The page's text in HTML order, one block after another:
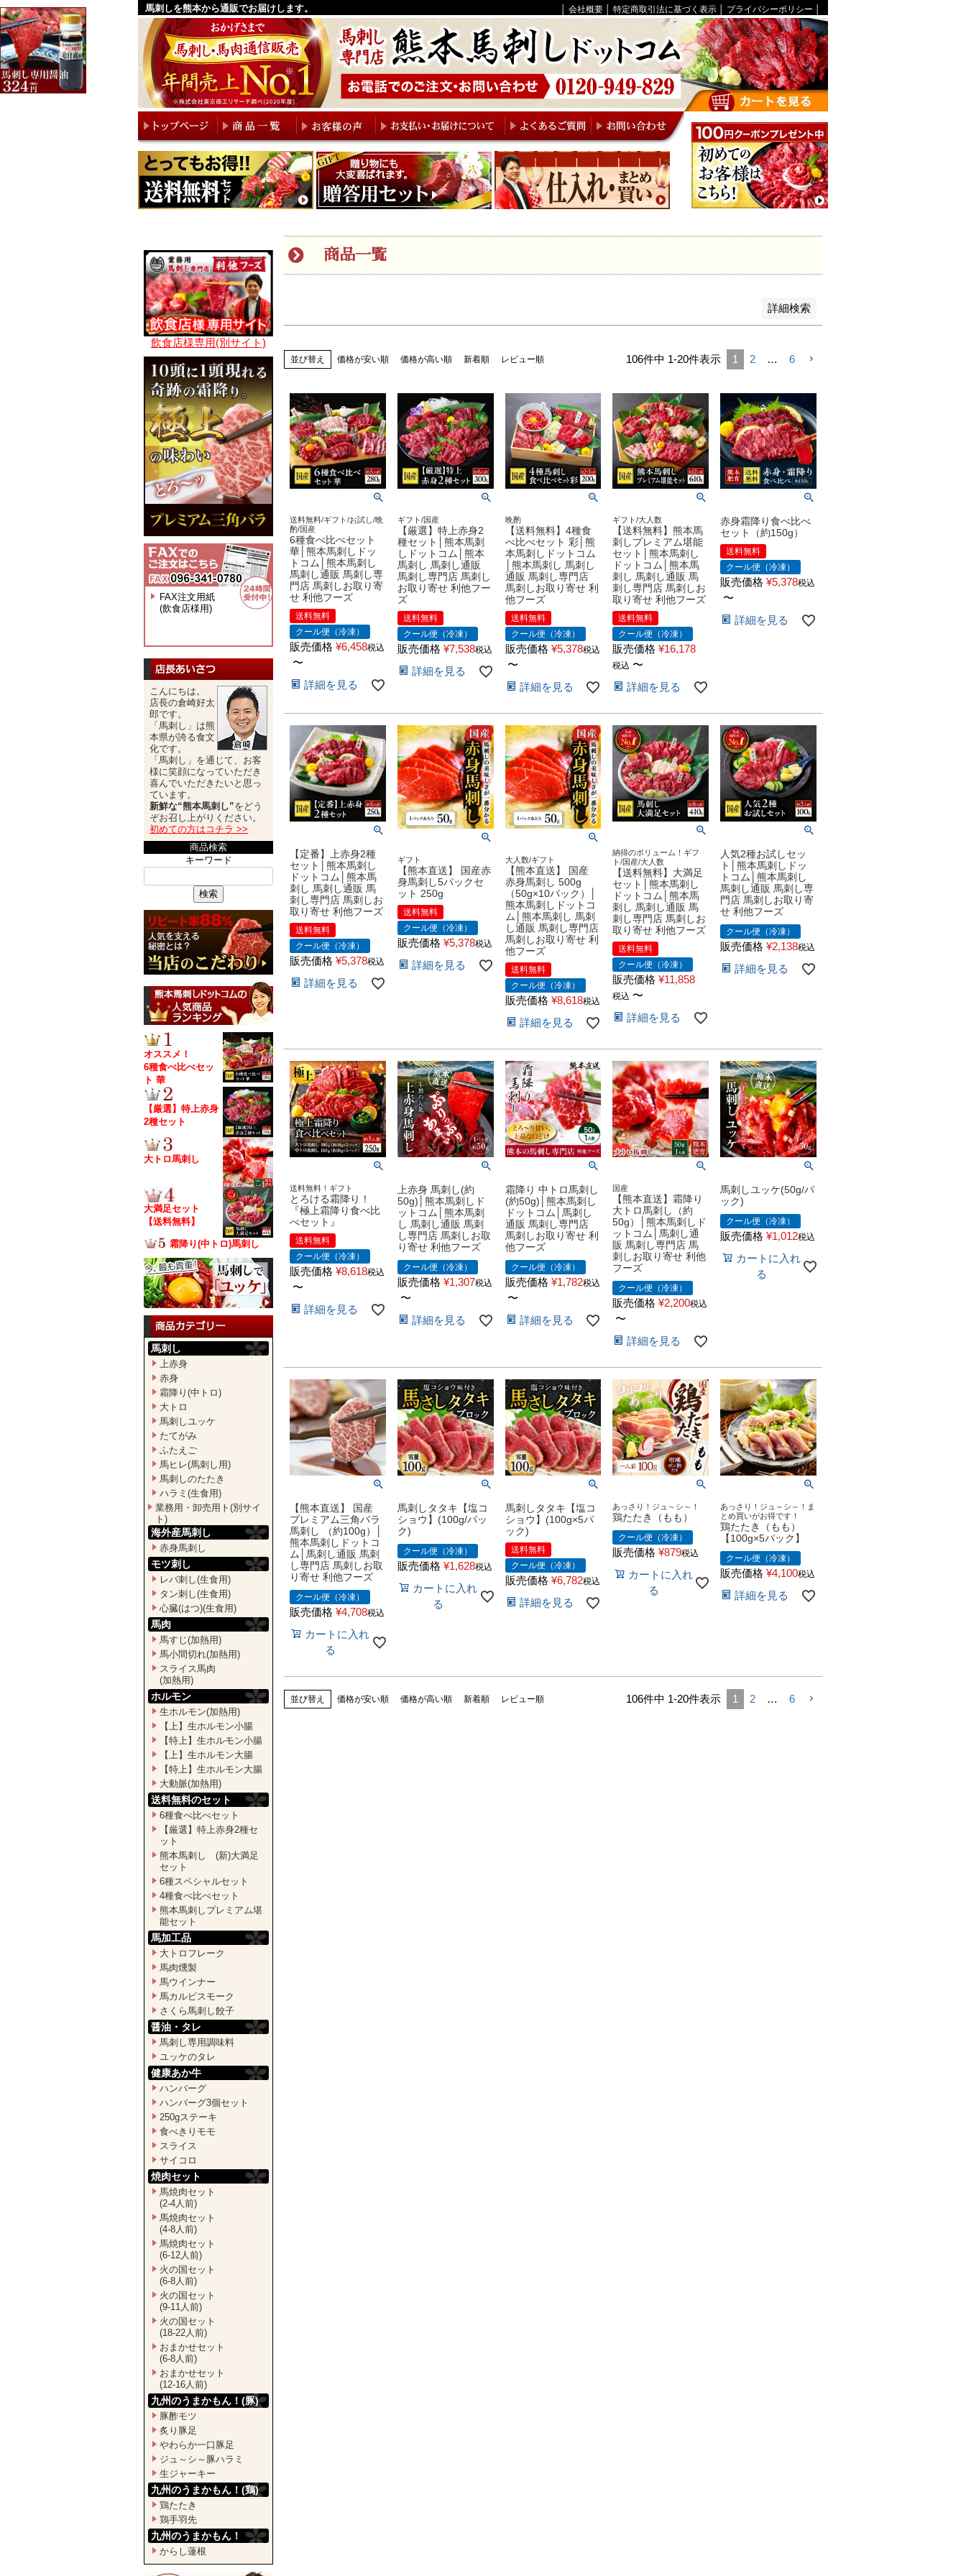
馬刺しを熊本から通販でお届けします。 会社概要 特定商取引法に基づく表示 プライバシーポリシー
飲食店様専用(別サイト)
FAX注文用紙
(飲食店様用)
こんにちは。
店長の倉崎好太
郎です。
「馬刺し」は熊
本県が誇る食文
化です。
「馬刺し」を通じて、お客
様に笑顔になっていただき
喜んでいただきたいと思っ
ています。
新鮮な“熊本馬刺し”をどう
ぞお召し上がりください。
初めての方はコチラ >>
商品検索
キーワード
検索
オススメ！
6種食べ比べセッ
ト 華
【厳選】特上赤身
2種セット
大トロ馬刺し
大満足セット
【送料無料】
霜降り(中トロ)馬刺し
馬刺し
上赤身
赤身
霜降り(中トロ)
大トロ
馬刺しユッケ
たてがみ
ふたえご
馬ヒレ(馬刺し用)
馬刺しのたたき
ハラミ(生食用)
業務用・卸売用ト(別サイ
ト)
海外産馬刺し
赤身馬刺し
モツ刺し
レバ刺し(生食用)
タン刺し(生食用)
心臓(はつ)(生食用)
馬肉
馬すじ(加熱用)
馬小間切れ(加熱用)
スライス馬肉
(加熱用)
ホルモン
生ホルモン(加熱用)
【上】生ホルモン小腸
【特上】生ホルモン小腸
【上】生ホルモン大腸
【特上】生ホルモン大腸
大動脈(加熱用)
送料無料のセット
6種食べ比べセット
【厳選】特上赤身2種セ
ット
熊本馬刺し (新)大満足
セット
6種スペシャルセット
4種食べ比べセット
熊本馬刺しプレミアム堪
能セット
馬加工品
大トロフレーク
馬肉燻製
馬ウインナー
馬カルピスモーク
さくら馬刺し餃子
醤油・タレ
馬刺し専用調味料
ユッケのタレ
健康あか牛
ハンバーグ
ハンバーグ3個セット
250gステーキ
食べきりモモ
スライス
サイコロ
焼肉セット
馬焼肉セット
(2-4人前)
馬焼肉セット
(4-8人前)
馬焼肉セット
(6-12人前)
火の国セット
(6-8人前)
火の国セット
(9-11人前)
火の国セット
(18-22人前)
おまかせセット
(6-8人前)
おまかせセット
(12-16人前)
九州のうまかもん！(豚)
豚酢モツ
炙り豚足
やわらか一口豚足
ジュ～シ～豚ハラミ
生ジャーキー
九州のうまかもん！(鶏)
鶏たたき
鶏手羽先
九州のうまかもん！
からし蓮根
商品一覧
詳細検索
キーワード
価格
〜
在庫なし商品
在庫なし商品を表示しない
商品番号
並び順
新着順 登録順
価格が安い順
価格が高い順
優先度順
レビュー順
検索
並び替え 価格が安い順 価格が高い順 新着順 レビュー順 106件中 1-20件表示 1 2 … 6
送料無料/ギフト/お試し/晩
酌/国産
6種食べ比べセット
華│熊本馬刺しドッ
トコム│熊本馬刺し
馬刺し通販 馬刺し専
門店 馬刺しお取り寄
せ 利他フーズ
送料無料
クール便（冷凍）
販売価格 ¥6,458税込
〜
詳細を見る
ギフト/国産
【厳選】特上赤身2
種セット│熊本馬刺
しドットコム│熊本
馬刺し 馬刺し通販
馬刺し専門店 馬刺し
お取り寄せ 利他フー
ズ
送料無料
クール便（冷凍）
販売価格 ¥7,538税込
詳細を見る
晩酌
【送料無料】4種食
べ比べセット 彩│熊
本馬刺しドットコム
│熊本馬刺し 馬刺し
通販 馬刺し専門店
馬刺しお取り寄せ 利
他フーズ
送料無料
クール便（冷凍）
販売価格 ¥5,378税込
〜
詳細を見る
ギフト/大人数
【送料無料】熊本馬
刺しプレミアム堪能
セット│熊本馬刺し
ドットコム│熊本馬
刺し 馬刺し通販 馬
刺し専門店 馬刺しお
取り寄せ 利他フーズ
送料無料
クール便（冷凍）
販売価格 ¥16,178
税込 〜
詳細を見る
赤身霜降り食べ比べ
セット（約150g）
送料無料
クール便（冷凍）
販売価格 ¥5,378税込
〜
詳細を見る
【定番】上赤身2種
セット│熊本馬刺し
ドットコム│熊本馬
刺し 馬刺し通販 馬
刺し専門店 馬刺しお
取り寄せ 利他フーズ
送料無料
クール便（冷凍）
販売価格 ¥5,378税込
詳細を見る
ギフト
【熊本直送】 国産赤
身馬刺し5パックセ
ット 250g
送料無料
クール便（冷凍）
販売価格 ¥5,378税込
詳細を見る
大人数/ギフト
【熊本直送】 国産
赤身馬刺し 500g
（50g×10パック）│
熊本馬刺しドットコ
ム│熊本馬刺し 馬刺
し通販 馬刺し専門店
馬刺しお取り寄せ 利
他フーズ
送料無料
クール便（冷凍）
販売価格 ¥8,618税込
詳細を見る
納得のボリューム！ギフ
ト/国産/大人数
【送料無料】大満足
セット│熊本馬刺し
ドットコム│熊本馬
刺し 馬刺し通販 馬
刺し専門店 馬刺しお
取り寄せ 利他フーズ
送料無料
クール便（冷凍）
販売価格 ¥11,858
税込 〜
詳細を見る
人気2種お試しセッ
ト│熊本馬刺しドッ
トコム│熊本馬刺し
馬刺し通販 馬刺し専
門店 馬刺しお取り寄
せ 利他フーズ
クール便（冷凍）
販売価格 ¥2,138税込
詳細を見る
送料無料！ギフト
とろける霜降り！
『極上霜降り食べ比
べセット』
送料無料
クール便（冷凍）
販売価格 ¥8,618税込
〜
詳細を見る
上赤身 馬刺し(約
50g)│熊本馬刺しド
ットコム│熊本馬刺
し 馬刺し通販 馬刺
し専門店 馬刺しお取
り寄せ 利他フーズ
クール便（冷凍）
販売価格 ¥1,307税込
〜
詳細を見る
霜降り 中トロ馬刺し
(約50g)│熊本馬刺し
ドットコム│馬刺し
通販 馬刺し専門店
馬刺しお取り寄せ 利
他フーズ
クール便（冷凍）
販売価格 ¥1,782税込
〜
詳細を見る
国産
【熊本直送】霜降り
大トロ馬刺し（約
50g）│熊本馬刺しド
ットコム│馬刺し通
販 馬刺し専門店 馬
刺しお取り寄せ 利他
フーズ
クール便（冷凍）
販売価格 ¥2,200税込
〜
詳細を見る
馬刺しユッケ(50g/パ
ック)
クール便（冷凍）
販売価格 ¥1,012税込
カートに入れ
る
【熊本直送】 国産
プレミアム三角バラ
馬刺し （約100g）│
熊本馬刺しドットコ
ム│馬刺し通販 馬刺
し専門店 馬刺しお取
り寄せ 利他フーズ
クール便（冷凍）
販売価格 ¥4,708税込
カートに入れ
る
馬刺しタタキ【塩コ
ショウ】(100g/パッ
ク)
クール便（冷凍）
販売価格 ¥1,628税込
カートに入れ
る
馬刺しタタキ【塩コ
ショウ】(100g×5パ
ック)
送料無料
クール便（冷凍）
販売価格 ¥6,782税込
詳細を見る
あっさり！ジュ～シ～！
鶏たたき（もも）
クール便（冷凍）
販売価格 ¥879税込
カートに入れ
る
あっさり！ジュ～シ～！ま
とめ買いがお得です！
鶏たたき（もも）
【100g×5パック】
クール便（冷凍）
販売価格 ¥4,100税込
詳細を見る
並び替え 価格が安い順 価格が高い順 新着順 レビュー順 106件中 1-20件表示 1 2 … 6